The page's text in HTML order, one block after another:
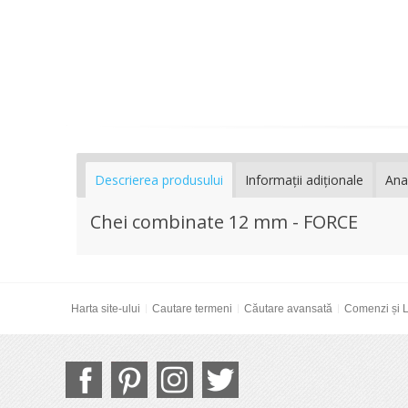
Descrierea produsului Informaţii adiţionale
Chei combinate 12 mm - FORCE
Harta site-ului Cautare termeni Căutare avansată Comenzi și